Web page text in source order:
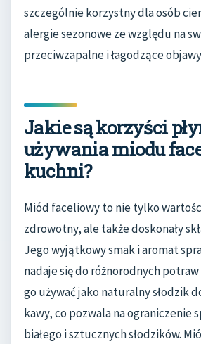
szczególnie korzystny dla osób
alergie sezonowe ze względu na
przeciwzapalne i łagodzące
Jakie są korzyści
używania miodu
kuchni?
Miód faceliowy to nie tylko
zdrowotny, ale także doskonały
Jego wyjątkowy smak i aromat
nadaje się do różnorodnych potraw
go używać jako naturalny słodzik
kawy, co pozwala na ograniczenie
białego i sztucznych słodzików.